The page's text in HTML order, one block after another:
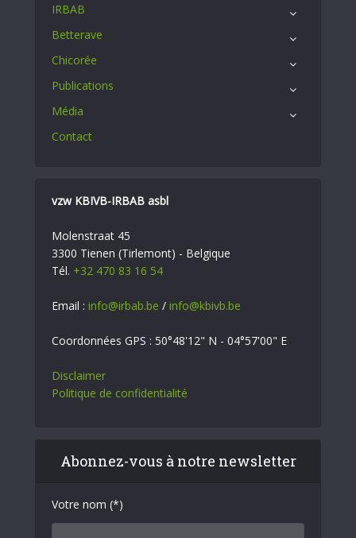
IRBAB
Betterave
Chicorée
Publications
Média
Contact
vzw KBIVB-IRBAB asbl
Molenstraat 45
3300 Tienen (Tirlemont) - Belgique
Tél. +32 470 83 16 54
Email : info@irbab.be / info@kbivb.be
Coordonnées GPS : 50°48'12" N - 04°57'00" E
Disclaimer
Politique de confidentialité
Abonnez-vous à notre newsletter
Votre nom (*)